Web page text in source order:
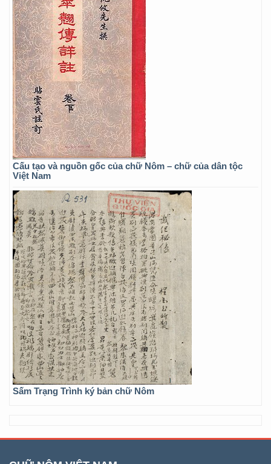
Cấu tạo và nguồn gốc của chữ Nôm – chữ của dân tộc
Việt Nam
Sấm Trạng Trình ký bản chữ Nôm